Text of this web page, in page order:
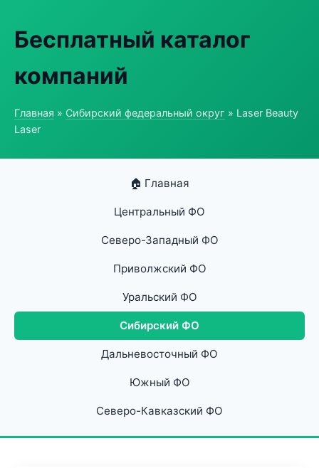
Бесплатный каталог
компаний
Главная » Сибирский федеральный округ » Laser Beauty
Laser
🏠 Главная
Центральный ФО
Северо-Западный ФО
Приволжский ФО
Уральский ФО
Сибирский ФО
Дальневосточный ФО
Южный ФО
Северо-Кавказский ФО